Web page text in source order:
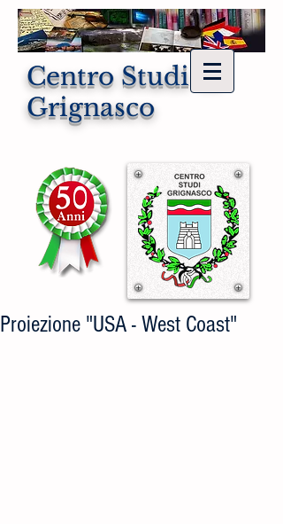
Centro Studi di
Grignasco
Proiezione "USA - West Coast"